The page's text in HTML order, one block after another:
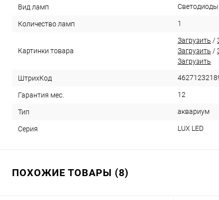
Вид ламп Светодиоды
Количество ламп 1
Картинки товара
Загрузить /
Загрузить /
Загрузить
ШтрихКод
Гарантия мес. 12
Тип аквариум
Серия LUX LED
ПОХОЖИЕ ТОВАРЫ (8)